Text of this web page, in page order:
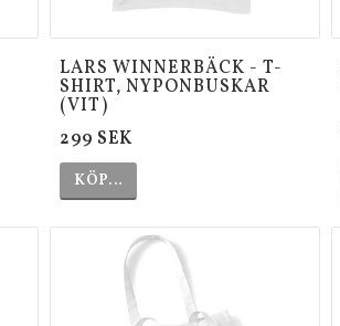
LARS WINNERBÄCK - T-
SHIRT, NYPONBUSKAR
(VIT)
299 SEK
KÖP…